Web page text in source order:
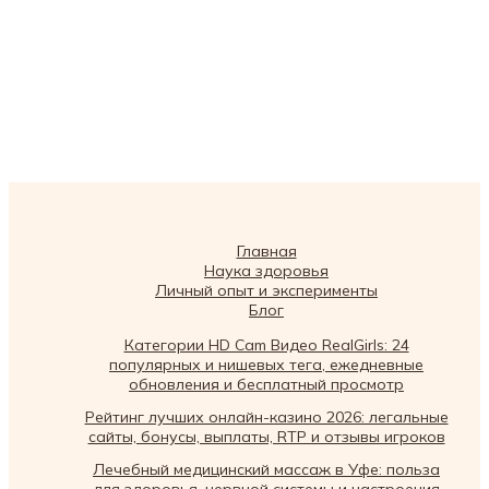
Главная
Наука здоровья
Личный опыт и эксперименты
Блог
Категории HD Cam Видео RealGirls: 24
популярных и нишевых тега, ежедневные
обновления и бесплатный просмотр
Рейтинг лучших онлайн-казино 2026: легальные
сайты, бонусы, выплаты, RTP и отзывы игроков
Лечебный медицинский массаж в Уфе: польза